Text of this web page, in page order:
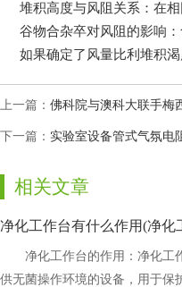
堆积高度与风阻关系：在相
谷物合杂卒对风阻的影响：
如果确定了风量比利堆积渴
上一篇： 佛科院与澳科大联手梅
下一篇： 实验室设备管式气氛电
相关文章
净化工作台有什么作用(净化
净化工作台的作用：净化
供无菌操作环境的设备，用于